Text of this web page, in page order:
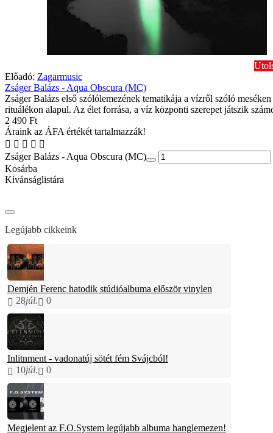
Előadó: Zagarmusic
Zságer Balázs - Aqua Obscura (MC)
Zságer Balázs első szólólemezének tematikája a vízről szóló meséken
rituálékon alapul. Az élet forrása, a víz központi szerepet játszik
2 490 Ft
Áraink az ÁFA értékét tartalmazzák!
Zságer Balázs - Aqua Obscura (MC)
Kosárba
Kívánságlistára
Legújabb cikkeink
Demjén Ferenc hatodik stúdióalbuma először vinylen
28júl. 0
Inlitnment - vadonatúj sötét fém Svájcból!
10júl. 0
Megjelent az F.O.System legújabb albuma hanglemezen!